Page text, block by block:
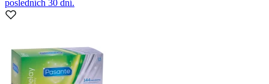
posledních 30 dní.